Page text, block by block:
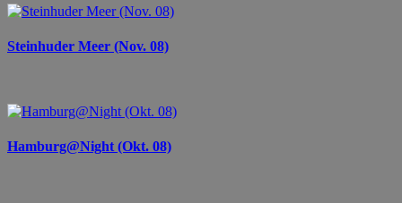
Steinhuder Meer (Nov. 08)
Hamburg@Night (Okt. 08)